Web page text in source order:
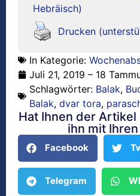
Hebräisch)
Drucken
In Kategorie:
Juli 21, 2019 – 18
Schlagwörter: Balak,
Balak, dvar tora,
Hat Ihnen der Artikel
ihn mit
Facebook
Telegram